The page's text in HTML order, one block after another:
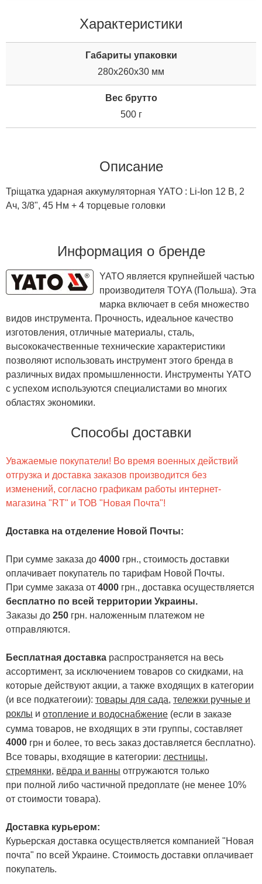
Характеристики
Габариты упаковки
280x260x30 мм
Вес брутто
500 г
Описание
Тріщатка ударная аккумуляторная YATO : Li-Ion 12 В, 2
Ач, 3/8", 45 Нм + 4 торцевые головки
Информация о бренде
YATO является крупнейшей частью
производителя TOYA (Польша). Эта
марка включает в себя множество
видов инструмента. Прочность, идеальное качество
изготовления, отличные материалы, сталь,
высококачественные технические характеристики
позволяют использовать инструмент этого бренда в
различных видах промышленности. Инструменты YATO
с успехом используются специалистами во многих
областях экономики.
Способы доставки
Уважаемые покупатели! Во время военных действий
отгрузка и доставка заказов производится без
изменений, согласно графикам работы интернет-
магазина "RT" и ТОВ "Новая Почта"!
Доставка на отделение Новой Почты:
При сумме заказа до 4000 грн., стоимость доставки
оплачивает покупатель по тарифам Новой Почты.
При сумме заказа от 4000 грн., доставка осуществляется
бесплатно по всей территории Украины.
Заказы до 250 грн. наложенным платежом не
отправляются.
Бесплатная доставка распространяется на весь
ассортимент, за исключением товаров со скидками, на
которые действуют акции, а также входящих в категории
(и все подкатегоии): товары для сада, тележки ручные и
роклы и отопление и водоснабжение (если в заказе
сумма товаров, не входящих в эти группы, составляет
4000 грн и более, то весь заказ доставляется бесплатно).
Все товары, входящие в категории: лестницы,
стремянки, вёдра и ванны отгружаются только
при полной либо частичной предоплате (не менее 10%
от стоимости товара).
Доставка курьером:
Курьерская доставка осуществляется компанией "Новая
почта" по всей Украине. Стоимость доставки оплачивает
покупатель.